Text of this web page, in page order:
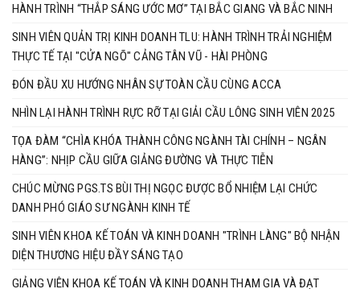
HÀNH TRÌNH “THẮP SÁNG ƯỚC MƠ” TẠI BẮC GIANG VÀ BẮC NINH
SINH VIÊN QUẢN TRỊ KINH DOANH TLU: HÀNH TRÌNH TRẢI NGHIỆM
THỰC TẾ TẠI "CỬA NGÕ" CẢNG TÂN VŨ - HÀI PHÒNG
ĐÓN ĐẦU XU HƯỚNG NHÂN SỰ TOÀN CẦU CÙNG ACCA
NHÌN LẠI HÀNH TRÌNH RỰC RỠ TẠI GIẢI CẦU LÔNG SINH VIÊN 2025
TỌA ĐÀM “CHÌA KHÓA THÀNH CÔNG NGÀNH TÀI CHÍNH – NGÂN
HÀNG”: NHỊP CẦU GIỮA GIẢNG ĐƯỜNG VÀ THỰC TIỄN
CHÚC MỪNG PGS.TS BÙI THỊ NGỌC ĐƯỢC BỔ NHIỆM LẠI CHỨC
DANH PHÓ GIÁO SƯ NGÀNH KINH TẾ
SINH VIÊN KHOA KẾ TOÁN VÀ KINH DOANH "TRÌNH LÀNG" BỘ NHẬN
DIỆN THƯƠNG HIỆU ĐẦY SÁNG TẠO
GIẢNG VIÊN KHOA KẾ TOÁN VÀ KINH DOANH THAM GIA VÀ ĐẠT